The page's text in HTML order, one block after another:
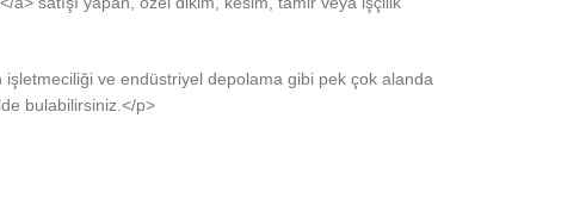
işletmeciliği ve endüstriyel depolama gibi pek çok alanda
bulabilirsiniz.</p>